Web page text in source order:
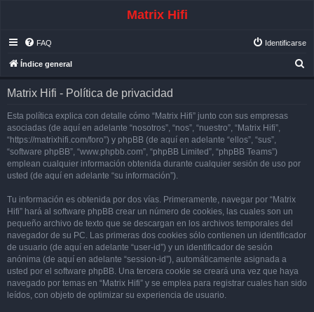
Matrix Hifi
FAQ Identificarse
Índice general
Matrix Hifi - Política de privacidad
Esta política explica con detalle cómo “Matrix Hifi” junto con sus empresas
asociadas (de aquí en adelante “nosotros”, “nos”, “nuestro”, “Matrix Hifi”,
“https://matrixhifi.com/foro”) y phpBB (de aquí en adelante “ellos”, “sus”,
“software phpBB”, “www.phpbb.com”, “phpBB Limited”, “phpBB Teams”)
emplean cualquier información obtenida durante cualquier sesión de uso por
usted (de aquí en adelante “su información”).
Tu información es obtenida por dos vías. Primeramente, navegar por “Matrix
Hifi” hará al software phpBB crear un número de cookies, las cuales son un
pequeño archivo de texto que se descargan en los archivos temporales del
navegador de su PC. Las primeras dos cookies sólo contienen un identificador
de usuario (de aquí en adelante “user-id”) y un identificador de sesión
anónima (de aquí en adelante “session-id”), automáticamente asignada a
usted por el software phpBB. Una tercera cookie se creará una vez que haya
navegado por temas en “Matrix Hifi” y se emplea para registrar cuales han sido
leídos, con objeto de optimizar su experiencia de usuario.